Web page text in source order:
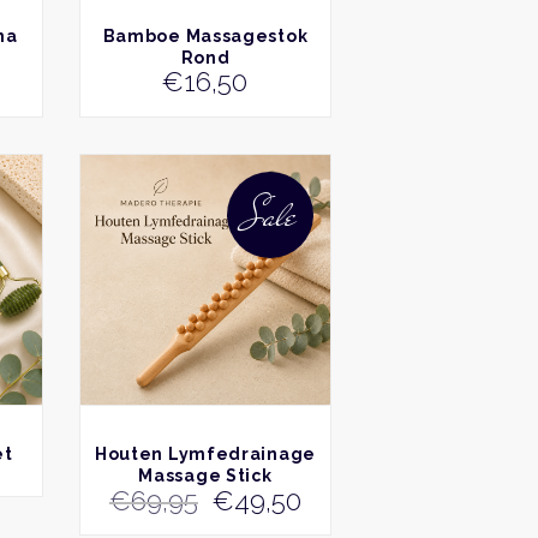
BEKIJK
Bamboe Massagestok
Rond
€16,50
BEKIJK
Sale
Houten Lymfedrainage
Massage Stick
€69,95 Oorspronkelijke
prijs
€49,50Huidige